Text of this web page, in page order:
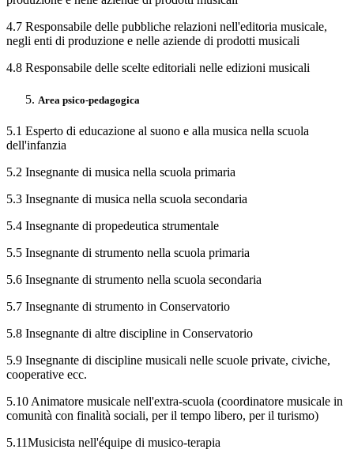
4.7 Responsabile delle pubbliche relazioni nell'editoria musicale,
negli enti di produzione e nelle aziende di prodotti musicali
4.8 Responsabile delle scelte editoriali nelle edizioni musicali
Area psico-pedagogica
5.1 Esperto di educazione al suono e alla musica nella scuola
dell'infanzia
5.2 Insegnante di musica nella scuola primaria
5.3 Insegnante di musica nella scuola secondaria
5.4 Insegnante di propedeutica strumentale
5.5 Insegnante di strumento nella scuola primaria
5.6 Insegnante di strumento nella scuola secondaria
5.7 Insegnante di strumento in Conservatorio
5.8 Insegnante di altre discipline in Conservatorio
5.9 Insegnante di discipline musicali nelle scuole private, civiche,
cooperative ecc.
5.10 Animatore musicale nell'extra-scuola (coordinatore musicale in
comunità con finalità sociali, per il tempo libero, per il turismo)
5.11Musicista nell'équipe di musico-terapia